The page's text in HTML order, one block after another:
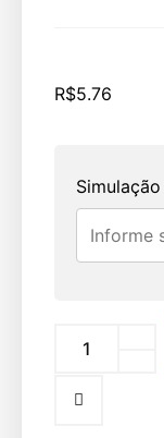
R$5.76